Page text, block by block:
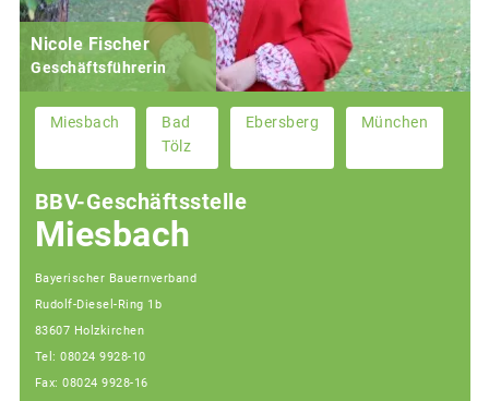
Nicole Fischer
Geschäftsführerin
Miesbach
Bad
Tölz
Ebersberg München
BBV-Geschäftsstelle
Miesbach
Bayerischer Bauernverband
Rudolf-Diesel-Ring 1b
83607 Holzkirchen
Tel: 08024 9928-10
Fax: 08024 9928-16